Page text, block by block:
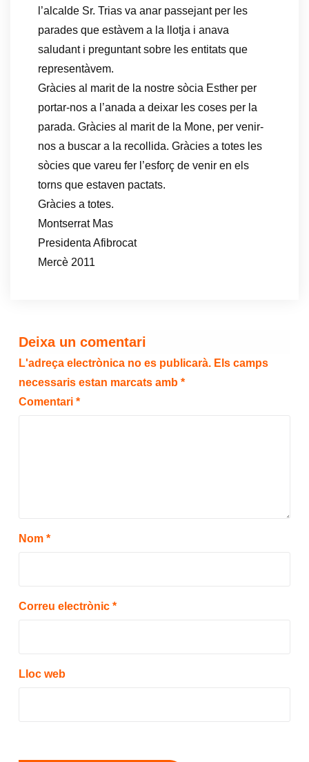
l’alcalde Sr. Trias va anar passejant per les
parades que estàvem a la llotja i anava
saludant i preguntant sobre les entitats que
representàvem.
Gràcies al marit de la nostre sòcia Esther per
portar-nos a l’anada a deixar les coses per la
parada. Gràcies al marit de la Mone, per venir-
nos a buscar a la recollida. Gràcies a totes les
sòcies que vareu fer l’esforç de venir en els
torns que estaven pactats.
Gràcies a totes.
Montserrat Mas
Presidenta Afibrocat
Mercè 2011
Deixa un comentari
L'adreça electrònica no es publicarà. Els camps
necessaris estan marcats amb *
Comentari *
Nom *
Correu electrònic *
Lloc web